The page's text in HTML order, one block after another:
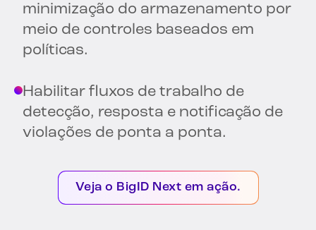
minimização do armazenamento por
meio de controles baseados em
políticas.
Habilitar fluxos de trabalho de
detecção, resposta e notificação de
violações de ponta a ponta.
Veja o BigID Next em ação.